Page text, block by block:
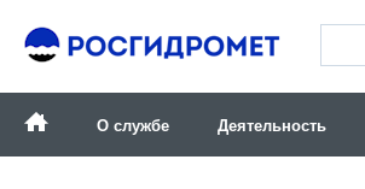
О службе Деятельность